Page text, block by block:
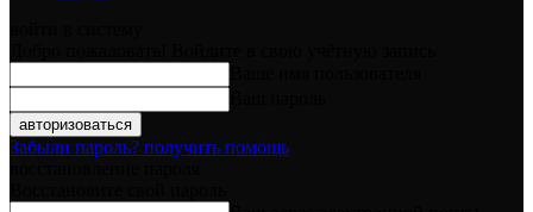
Забыли пароль? получить помощь